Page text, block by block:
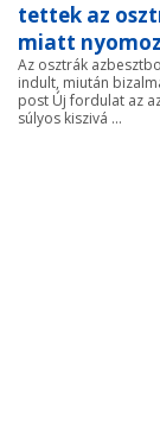
tettek az
miatt
Az osztrák
indult, miután
post Új fordulat az
súlyos kiszivá ...